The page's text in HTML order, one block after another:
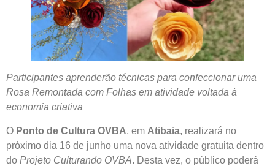
Participantes aprenderão técnicas para confeccionar uma
Rosa Remontada com Folhas em atividade voltada à
economia criativa
O Ponto de Cultura OVBA, em Atibaia, realizará no
próximo dia 16 de junho uma nova atividade gratuita dentro
do Projeto Culturando OVBA. Desta vez, o público poderá